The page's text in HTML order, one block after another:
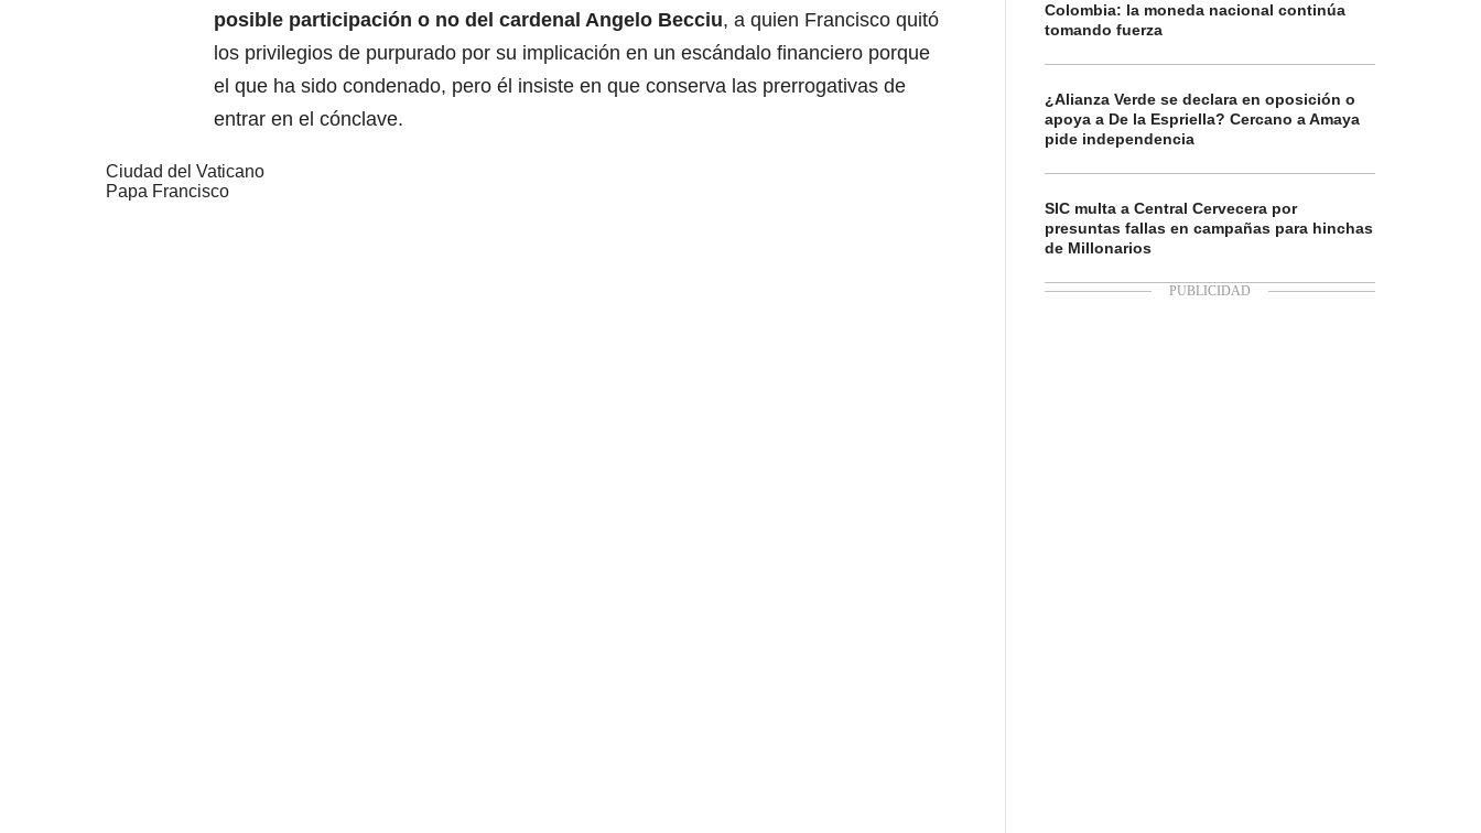
posible participación o no del cardenal Angelo Becciu, a quien Francisco quitó
los privilegios de purpurado por su implicación en un escándalo financiero porque
el que ha sido condenado, pero él insiste en que conserva las prerrogativas de
entrar en el cónclave.
Ciudad del Vaticano
Papa Francisco
Colombia: la moneda nacional continúa
tomando fuerza
¿Alianza Verde se declara en oposición o
apoya a De la Espriella? Cercano a Amaya
pide independencia
SIC multa a Central Cervecera por
presuntas fallas en campañas para hinchas
de Millonarios